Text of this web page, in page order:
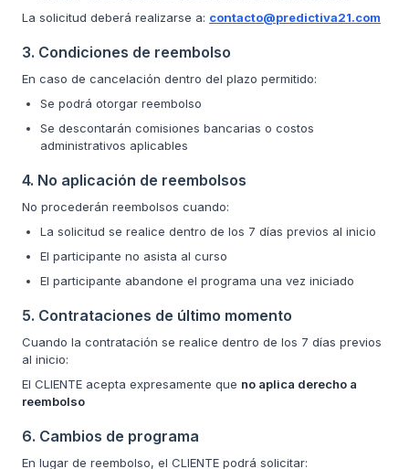
La solicitud deberá realizarse a: contacto@predictiva21.com
3. Condiciones de reembolso
En caso de cancelación dentro del plazo permitido:
Se podrá otorgar reembolso
Se descontarán comisiones bancarias o costos
administrativos aplicables
4. No aplicación de reembolsos
No procederán reembolsos cuando:
La solicitud se realice dentro de los 7 días previos al inicio
El participante no asista al curso
El participante abandone el programa una vez iniciado
5. Contrataciones de último momento
Cuando la contratación se realice dentro de los 7 días previos
al inicio:
El CLIENTE acepta expresamente que no aplica derecho a
reembolso
6. Cambios de programa
En lugar de reembolso, el CLIENTE podrá solicitar: